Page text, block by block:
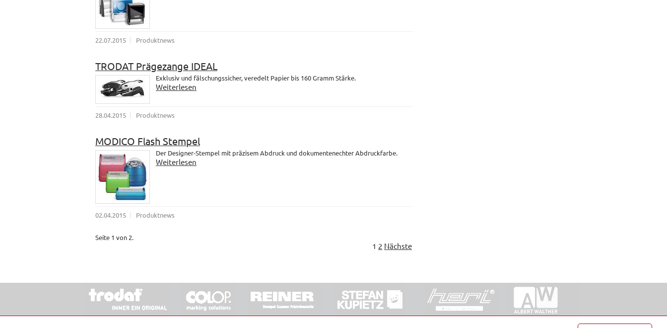
22.07.2015 Produktnews
TRODAT Prägezange IDEAL
Exklusiv und fälschungssicher, veredelt Papier bis 160 Gramm Stärke.
Weiterlesen
28.04.2015 Produktnews
MODICO Flash Stempel
Der Designer-Stempel mit präzisem Abdruck und dokumentenechter Abdruckfarbe.
Weiterlesen
02.04.2015 Produktnews
Seite 1 von 2.
1 2 Nächste